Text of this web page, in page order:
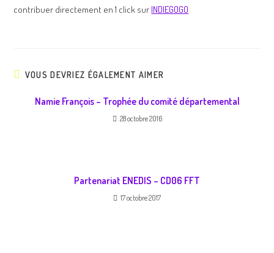
contribuer directement en 1 click sur INDIEGOGO
VOUS DEVRIEZ ÉGALEMENT AIMER
Namie François – Trophée du comité départemental
28 octobre 2016
Partenariat ENEDIS – CD06 FFT
17 octobre 2017